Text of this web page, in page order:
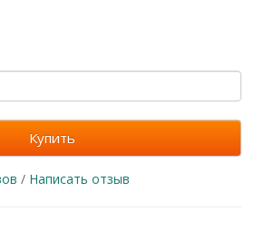
Купить
/ Написать отзыв